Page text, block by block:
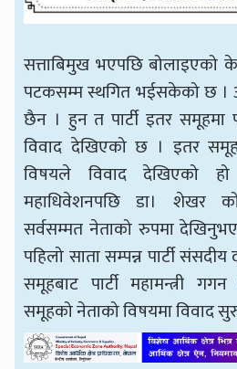
सत्ताबिमुख भएपछि बोलाइएको
पटकसम्म स्थगित भईसकेको छ ।
छैन । हुन त पार्टी इतर समूहमा
विवाद देखिएको छ । इतर
विषयले विवाद देखिएको
महाधिवेशनपछि डा। शेखर
सर्वसम्मत नेताको रुपमा
पहिलो साता सम्पन्न पार्टी
समूहबाट पार्टी महामन्त्री
समूहको नेताको विषयमा विवाद